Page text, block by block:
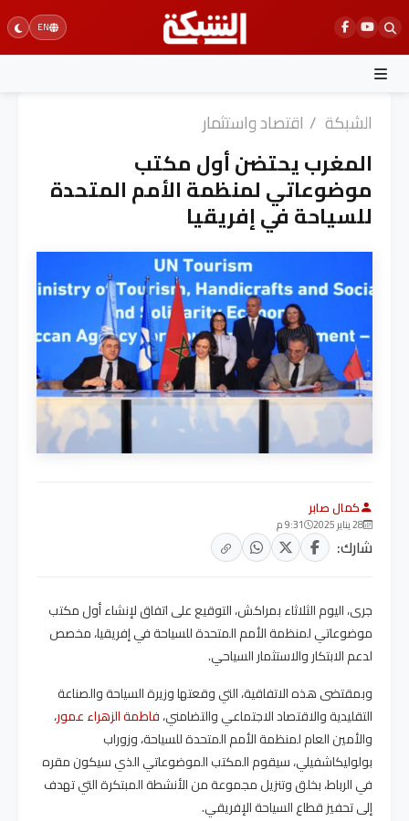
Skip
to
content
EN
الشبكة / اقتصاد واستثمار
المغرب يحتضن أول مكتب
موضوعاتي لمنظمة الأمم المتحدة
للسياحة في إفريقيا
كمال صابر
28 يناير 2025 9:31 م
شارك:
جرى، اليوم الثلاثاء بمراكش، التوقيع على اتفاق لإنشاء أول مكتب
موضوعاتي لمنظمة الأمم المتحدة للسياحة في إفريقيا، مخصص
لدعم الابتكار والاستثمار السياحي.
وبمقتضى هذه الاتفاقية، التي وقعتها وزيرة السياحة والصناعة
التقليدية والاقتصاد الاجتماعي والتضامني،فاطمة الزهراء عمور،
والأمين العام لمنظمة الأمم المتحدة للسياحة، وزوراب
بولوليكاشفيلي، سيقوم المكتب الموضوعاتي الذي سيكون مقره
في الرباط، بخلق وتنزيل مجموعة من الأنشطة المبتكرة التي تهدف
إلى تحفيز قطاع السياحة الإفريقي.